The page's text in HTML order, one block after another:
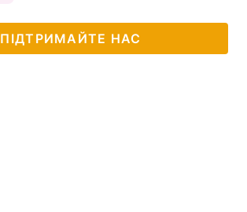
ПІДТРИМАЙТЕ НАС